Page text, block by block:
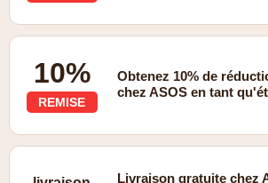
10%
REMISE
Obtenez 10% de
chez ASOS en tant
Livraison gratuite chez